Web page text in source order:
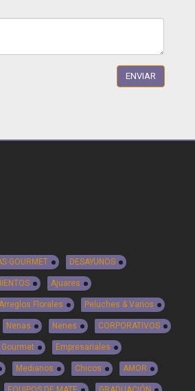
GOURMET DESAYUNOS
Ajuares
Florales Peluches & Varios
Nenas Nenes CORPORATIVOS
Gourmet Empresariales
Medianos Chicos AMOR